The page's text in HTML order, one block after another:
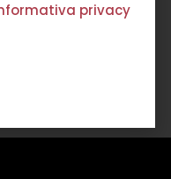
GONNA KITE OLIVE
privacy